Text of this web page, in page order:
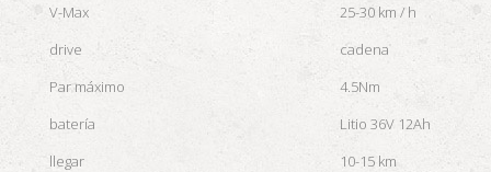
V-Max
25-30 km / h
drive
cadena
Par máximo
4.5Nm
batería
Litio 36V 12Ah
llegar
10-15 km